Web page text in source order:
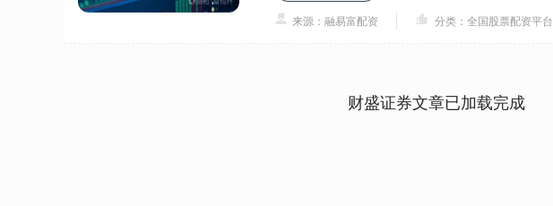
来源：融易富配资 分类：全国股票配资平台
财盛证券文章已加载完成